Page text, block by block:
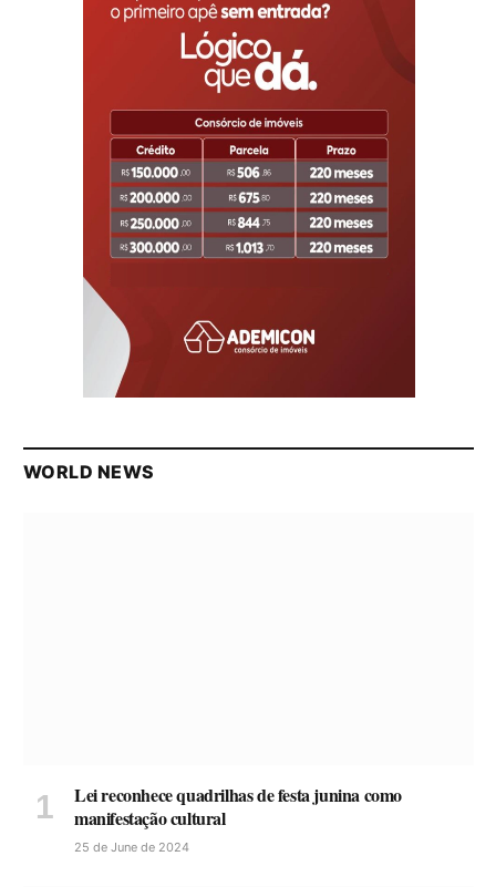
WORLD NEWS
Lei reconhece quadrilhas de festa junina como
manifestação cultural
25 de June de 2024